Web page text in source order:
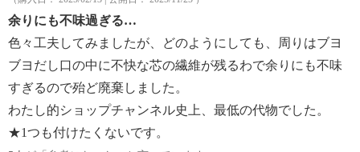
余りにも不味過ぎる…
色々工夫してみましたが、どのようにしても、周りはブヨ
ブヨだし口の中に不快な芯の繊維が残るわで余りにも不味
すぎるので殆ど廃棄しました。
わたし的ショップチャンネル史上、最低の代物でした。
★1つも付けたくないです。